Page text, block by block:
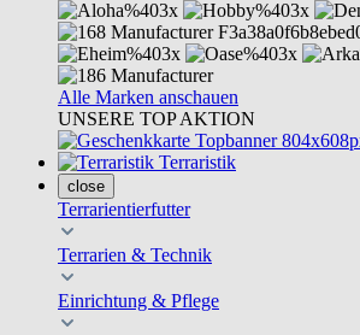
Alle Marken anschauen
UNSERE TOP AKTION
Terraristik
close
Terrarientierfutter
Terrarien & Technik
Einrichtung & Pflege